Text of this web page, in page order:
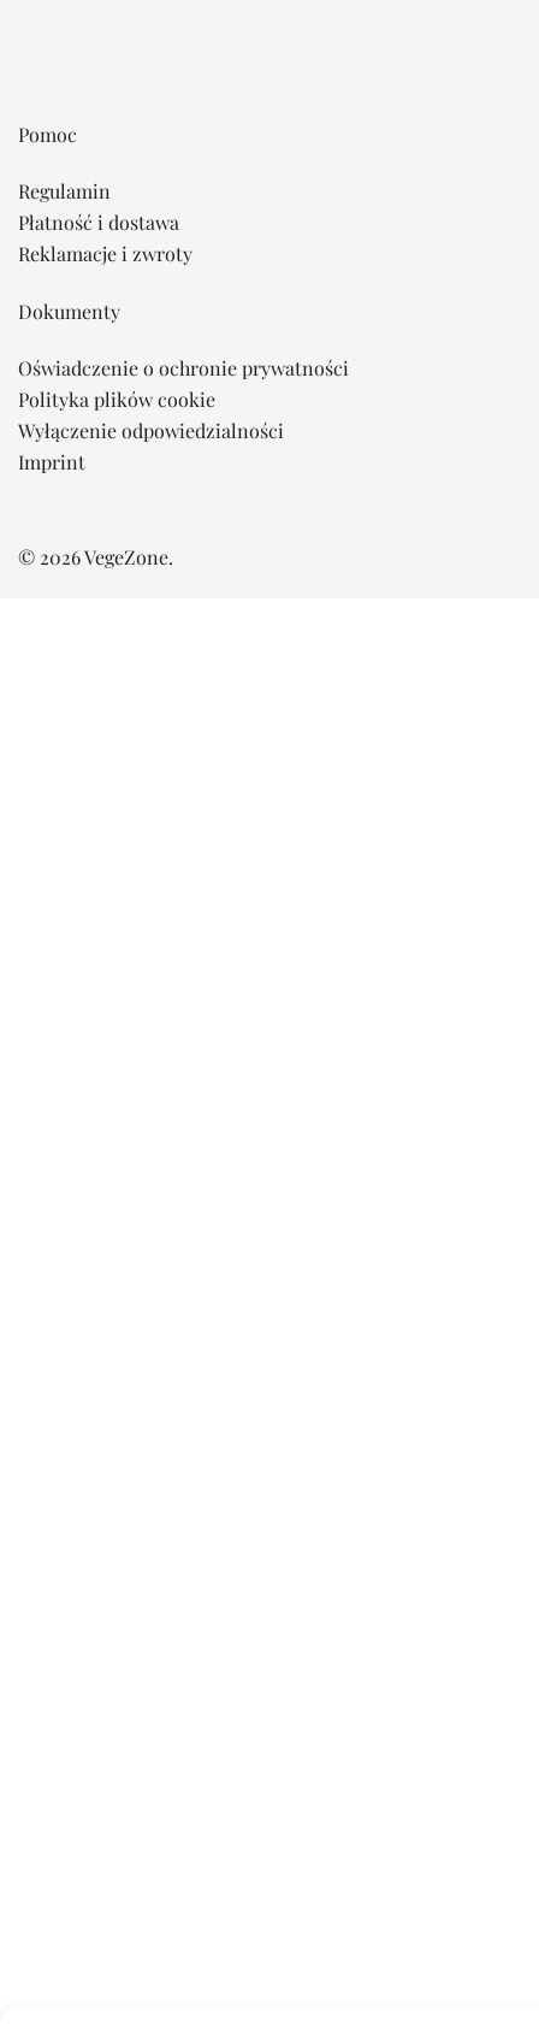
Pomoc
Regulamin
Płatność i dostawa
Reklamacje i zwroty
Dokumenty
Oświadczenie o ochronie prywatności
Polityka plików cookie
Wyłączenie odpowiedzialności
Imprint
© 2026 VegeZone.